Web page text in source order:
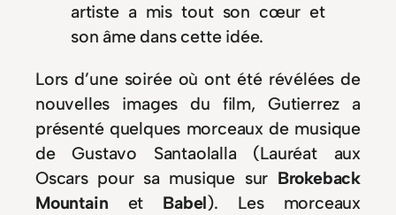
artiste a mis tout son cœur et
son âme dans cette idée.
Lors d’une soirée où ont été révélées de
nouvelles images du film, Gutierrez a
présenté quelques morceaux de musique
de Gustavo Santaolalla (Lauréat aux
Oscars pour sa musique sur Brokeback
Mountain et Babel). Les morceaux